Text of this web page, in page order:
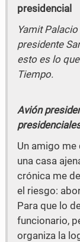
n
T
w
i
r
presidencial
Yamit Palacio
presidente
esto es lo
Tiempo.
Avión
Un amigo me
una casa
crónica me
el riesgo:
Para que lo
funcionario,
organiza la